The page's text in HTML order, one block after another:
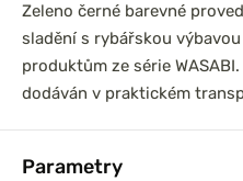
Zeleno černé barevné
sladění s rybářskou
produktům ze série
dodáván v praktickém
Parametry